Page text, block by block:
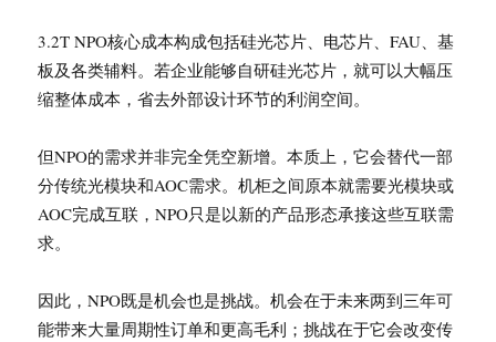
3.2T NPO核心成本构成包括硅光芯片、电芯片、FAU、基
板及各类辅料。若企业能够自研硅光芯片，就可以大幅压
缩整体成本，省去外部设计环节的利润空间。
但NPO的需求并非完全凭空新增。本质上，它会替代一部
分传统光模块和AOC需求。机柜之间原本就需要光模块或
AOC完成互联，NPO只是以新的产品形态承接这些互联需
求。
因此，NPO既是机会也是挑战。机会在于未来两到三年可
能带来大量周期性订单和更高毛利；挑战在于它会改变传